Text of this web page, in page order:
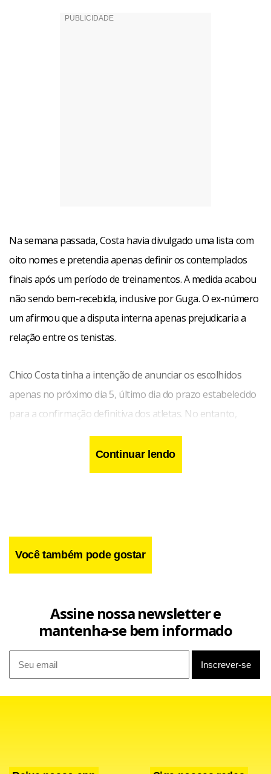
Na semana passada, Costa havia divulgado uma lista com
oito nomes e pretendia apenas definir os contemplados
finais após um período de treinamentos. A medida acabou
não sendo bem-recebida, inclusive por Guga. O ex-número
um afirmou que a disputa interna apenas prejudicaria a
relação entre os tenistas.
Chico Costa tinha a intenção de anunciar os escolhidos
apenas no próximo dia 5, último dia do prazo estabelecido
para a confirmação definitiva dos atletas. No entanto,
como o regulamento prevê que os participantes enviem os
nomes de seus representantes em um prazo de até dez
dias antes do início dos confrontos, Costa teve que
Continuar lendo
Você também pode gostar
Assine nossa newsletter e
mantenha-se bem informado